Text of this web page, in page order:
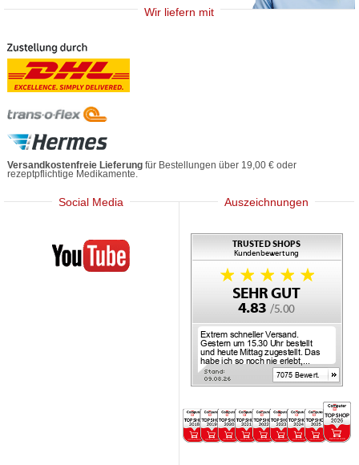
Wir liefern mit
Versandkostenfreie Lieferung für Bestellungen über 19,00 € oder
rezeptpflichtige Medikamente.
Social Media
Mediherz
Auszeichnungen